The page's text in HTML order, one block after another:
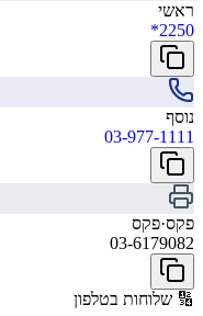
ראשי
*2250
נוסף
03-977-1111
פקס·פקס
03-6179082
🔢 שלוחות בטלפון